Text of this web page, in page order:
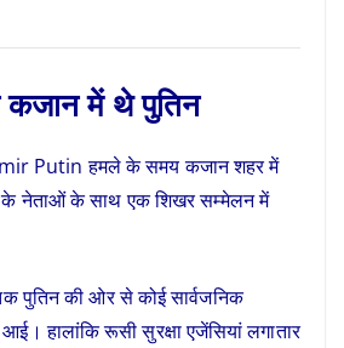
कजान में थे पुतिन
Putin हमले के समय कजान शहर में
के नेताओं के साथ एक शिखर सम्मेलन में
पुतिन की ओर से कोई सार्वजनिक
हालांकि रूसी सुरक्षा एजेंसियां लगातार